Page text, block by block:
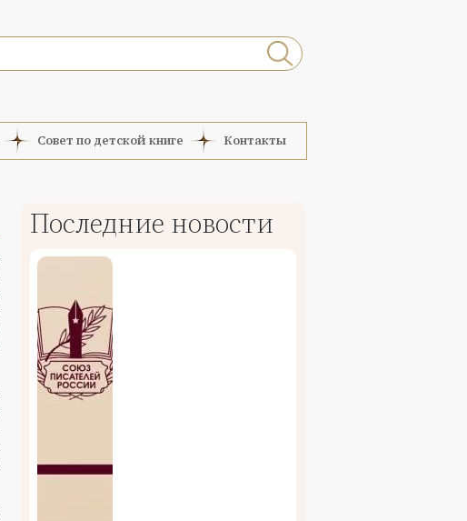
Совет по детской книге Контакты
Последние новости